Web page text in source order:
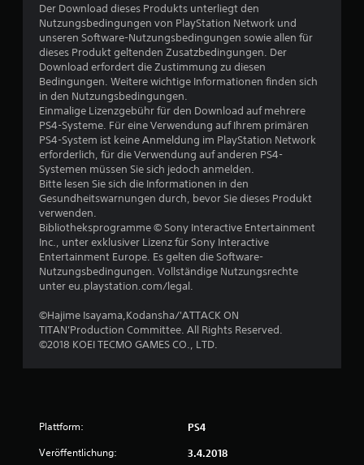
4
6
7
v
e
Der Download dieses Produkts unterliegt den
Nutzungsbedingungen von PlayStation Network und
unseren Software-Nutzungsbedingungen sowie allen für
dieses Produkt geltenden Zusatzbedingungen. Der
Download erfordert die Zustimmung zu diesen
Bedingungen. Weitere wichtige Informationen finden sich
in den Nutzungsbedingungen.
Einmalige Lizenzgebühr für den Download auf mehrere
PS4-Systeme. Für eine Verwendung auf Ihrem primären
PS4-System ist keine Anmeldung im PlayStation Network
erforderlich, für die Verwendung auf anderen PS4-
Systemen müssen Sie sich jedoch anmelden.
Bitte lesen Sie sich die Informationen in den
Gesundheitswarnungen durch, bevor Sie dieses Produkt
verwenden.
Bibliotheksprogramme © Sony Interactive Entertainment
Inc., unter exklusiver Lizenz für Sony Interactive
Entertainment Europe. Es gelten die Software-
Nutzungsbedingungen. Vollständige Nutzungsrechte
unter eu.playstation.com/legal.
©Hajime Isayama,Kodansha/'ATTACK ON
TITAN'Production Committee. All Rights Reserved.
©2018 KOEI TECMO GAMES CO., LTD.
Plattform: PS4
Veröffentlichung: 3.4.2018